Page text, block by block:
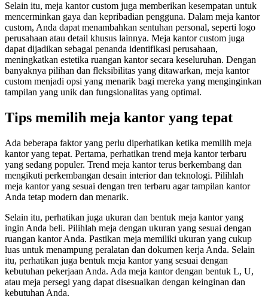
Selain itu, meja kantor custom juga memberikan kesempatan untuk
mencerminkan gaya dan kepribadian pengguna. Dalam meja kantor
custom, Anda dapat menambahkan sentuhan personal, seperti logo
perusahaan atau detail khusus lainnya. Meja kantor custom juga
dapat dijadikan sebagai penanda identifikasi perusahaan,
meningkatkan estetika ruangan kantor secara keseluruhan. Dengan
banyaknya pilihan dan fleksibilitas yang ditawarkan, meja kantor
custom menjadi opsi yang menarik bagi mereka yang menginginkan
tampilan yang unik dan fungsionalitas yang optimal.
Tips memilih meja kantor yang tepat
Ada beberapa faktor yang perlu diperhatikan ketika memilih meja
kantor yang tepat. Pertama, perhatikan trend meja kantor terbaru
yang sedang populer. Trend meja kantor terus berkembang dan
mengikuti perkembangan desain interior dan teknologi. Pilihlah
meja kantor yang sesuai dengan tren terbaru agar tampilan kantor
Anda tetap modern dan menarik.
Selain itu, perhatikan juga ukuran dan bentuk meja kantor yang
ingin Anda beli. Pilihlah meja dengan ukuran yang sesuai dengan
ruangan kantor Anda. Pastikan meja memiliki ukuran yang cukup
luas untuk menampung peralatan dan dokumen kerja Anda. Selain
itu, perhatikan juga bentuk meja kantor yang sesuai dengan
kebutuhan pekerjaan Anda. Ada meja kantor dengan bentuk L, U,
atau meja persegi yang dapat disesuaikan dengan keinginan dan
kebutuhan Anda.